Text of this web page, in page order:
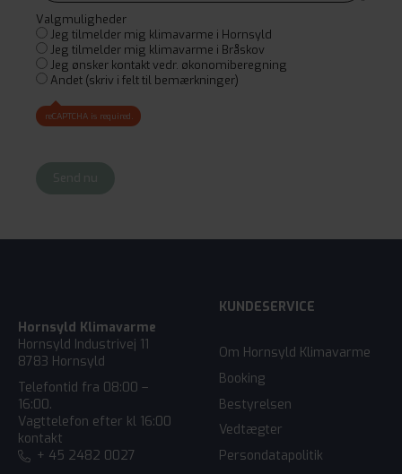
Valgmuligheder
Jeg tilmelder mig klimavarme i Hornsyld
Jeg tilmelder mig klimavarme i Bråskov
Jeg ønsker kontakt vedr. økonomiberegning
Andet (skriv i felt til bemærkninger)
reCAPTCHA is required.
Hornsyld Klimavarme
Hornsyld Industrivej 11
8783 Hornsyld
Telefontid fra 08:00 –
16:00.
Vagttelefon efter kl 16:00
kontakt
+ 45 2482 0027
KUNDESERVICE
Om Hornsyld Klimavarme
Booking
Bestyrelsen
Vedtægter
Persondatapolitik